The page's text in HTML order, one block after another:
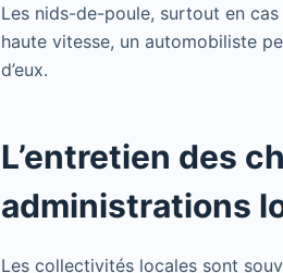
Les nids-de-poule, surtout en
haute vitesse, un automobiliste
d’eux.
L’entretien des
administrations
Les collectivités locales sont